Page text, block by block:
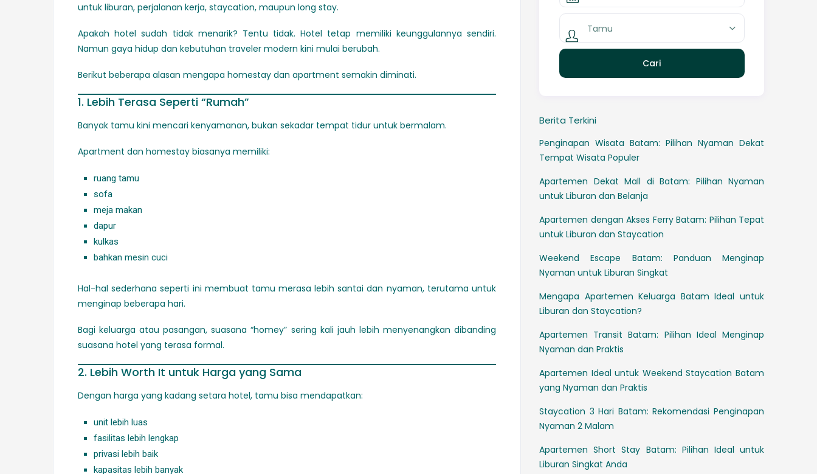
untuk liburan, perjalanan kerja, staycation, maupun long stay.
Apakah hotel sudah tidak menarik? Tentu tidak. Hotel tetap memiliki keunggulannya sendiri.
Namun gaya hidup dan kebutuhan traveler modern kini mulai berubah.
Berikut beberapa alasan mengapa homestay dan apartment semakin diminati.
1. Lebih Terasa Seperti “Rumah”
Banyak tamu kini mencari kenyamanan, bukan sekadar tempat tidur untuk bermalam.
Apartment dan homestay biasanya memiliki:
ruang tamu
sofa
meja makan
dapur
kulkas
bahkan mesin cuci
Hal-hal sederhana seperti ini membuat tamu merasa lebih santai dan nyaman, terutama untuk
menginap beberapa hari.
Bagi keluarga atau pasangan, suasana “homey” sering kali jauh lebih menyenangkan dibanding
suasana hotel yang terasa formal.
2. Lebih Worth It untuk Harga yang Sama
Dengan harga yang kadang setara hotel, tamu bisa mendapatkan:
unit lebih luas
fasilitas lebih lengkap
privasi lebih baik
kapasitas lebih banyak
Tamu
Berita Terkini
Penginapan Wisata Batam: Pilihan Nyaman Dekat
Tempat Wisata Populer
Apartemen Dekat Mall di Batam: Pilihan Nyaman
untuk Liburan dan Belanja
Apartemen dengan Akses Ferry Batam: Pilihan Tepat
untuk Liburan dan Staycation
Weekend Escape Batam: Panduan Menginap
Nyaman untuk Liburan Singkat
Mengapa Apartemen Keluarga Batam Ideal untuk
Liburan dan Staycation?
Apartemen Transit Batam: Pilihan Ideal Menginap
Nyaman dan Praktis
Apartemen Ideal untuk Weekend Staycation Batam
yang Nyaman dan Praktis
Staycation 3 Hari Batam: Rekomendasi Penginapan
Nyaman 2 Malam
Apartemen Short Stay Batam: Pilihan Ideal untuk
Liburan Singkat Anda